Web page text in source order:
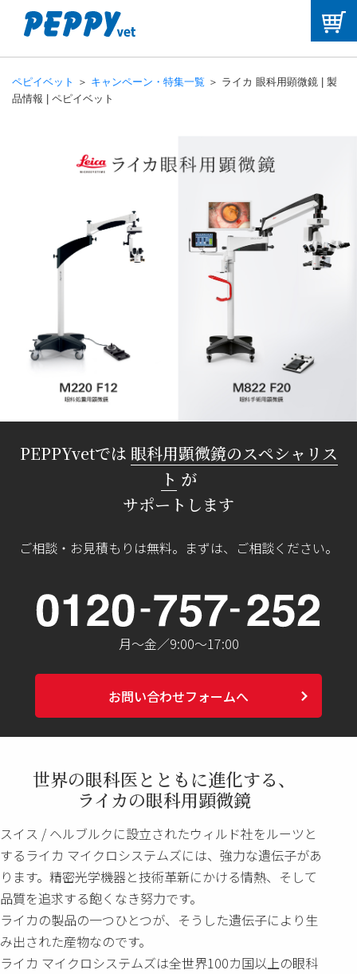
ペピイベット ＞ キャンペーン・特集一覧 ＞ ライカ 眼科用顕微鏡 | 製
品情報 | ペピイベット
PEPPYvetでは 眼科用顕微鏡のスペシャリス
ト が
サポートします
ご相談・お見積もりは無料。まずは、ご相談ください。
月〜金／9:00〜17:00
お問い合わせフォームへ chevron_right
世界の眼科医とともに進化する、
ライカの眼科用顕微鏡
スイス / ヘルブルクに設立されたウィルド社をルーツと
するライカ マイクロシステムズには、強力な遺伝子があ
ります。精密光学機器と技術革新にかける情熱、そして
品質を追求する飽くなき努力です。
ライカの製品の一つひとつが、そうした遺伝子により生
み出された産物なのです。
ライカ マイクロシステムズは全世界100カ国以上の眼科